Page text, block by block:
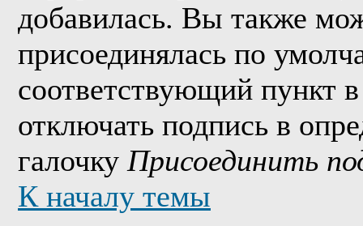
добавилась. Вы также
присоединялась по
соответствующий пункт
отключать подпись в
галочку Присоединить
К началу темы